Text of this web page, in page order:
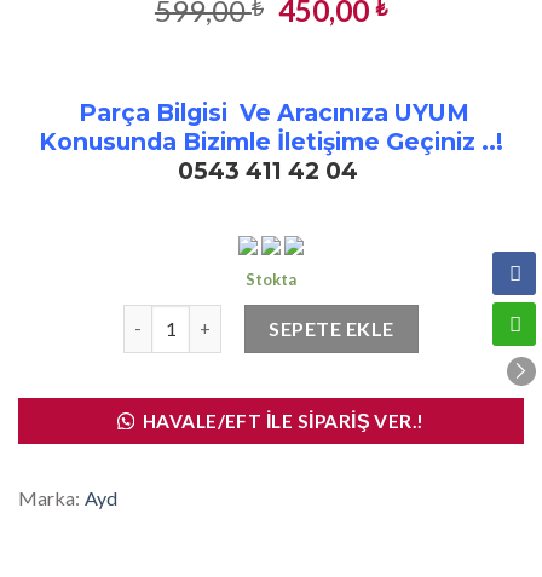
599,00₺ Orijinal
fiyat:
450,00₺Şu
450,00 ₺.
Parça Bilgisi Ve Aracınıza UYUM
Konusunda Bizimle İletişime Geçiniz ..!
0543 411 42 04
Stokta
SEPETE EKLE
HAVALE/EFT İLE SIPARIŞ VER.!
Marka: Ayd